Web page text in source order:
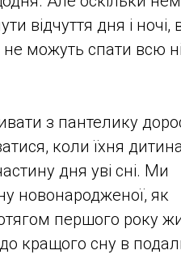
відчуття дня і ночі,
не можуть спати всю
з пантелику
коли їхня
дня уві сні. Ми
новонародженої, як
першого року
до кращого сну в